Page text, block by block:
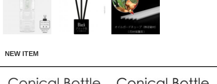
NEW ITEM